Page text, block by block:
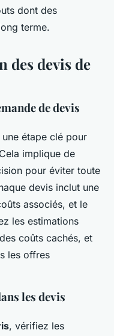
dont des
terme.
des devis de
de devis
une étape clé pour
implique de
pour éviter toute
devis inclut une
associés, et le
les estimations
coûts cachés, et
les offres
les devis
, vérifiez les